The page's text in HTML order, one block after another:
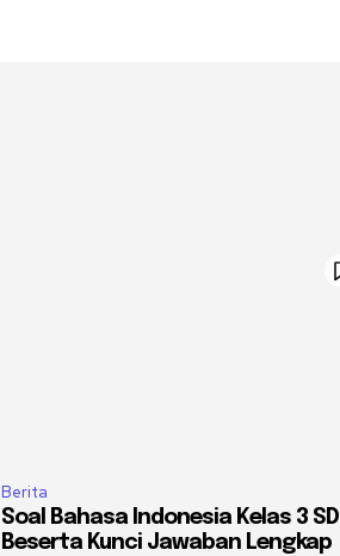
Berita
Soal Bahasa Indonesia Kelas 3 SD
Beserta Kunci Jawaban Lengkap